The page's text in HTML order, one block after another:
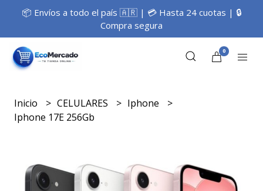
📦 Envíos a todo el país 🇦🇷 | 💳 Hasta 24 cuotas | 🔒
Compra segura
0
Inicio CELULARES
Iphone
Iphone 17E 256Gb